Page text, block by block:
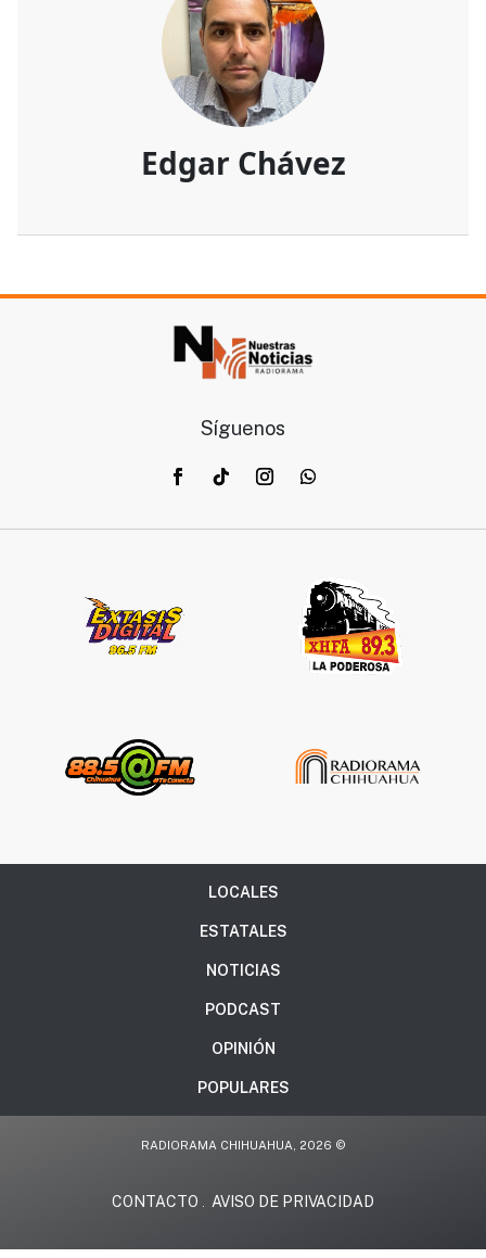
Edgar Chávez
Síguenos
LOCALES
ESTATALES
NOTICIAS
PODCAST
OPINIÓN
POPULARES
RADIORAMA CHIHUAHUA, 2026 ©
CONTACTO AVISO DE PRIVACIDAD